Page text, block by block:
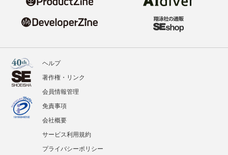
ヘルプ
著作権・リンク
会員情報管理
免責事項
会社概要
サービス利用規約
プライバシーポリシー